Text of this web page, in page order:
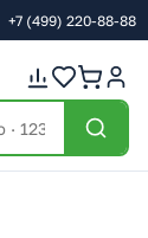
+7 (499) 220-88-88